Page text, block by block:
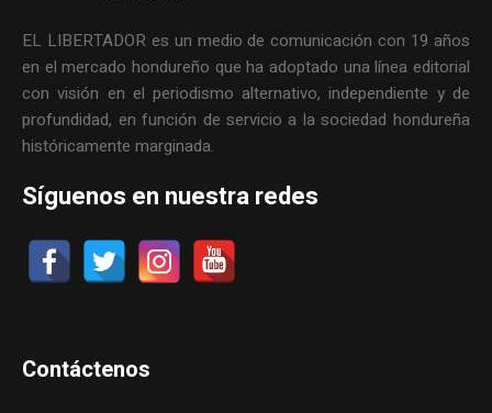
EL LIBERTADOR es un medio de comunicación con 19 años
en el mercado hondureño que ha adoptado una línea editorial
con visión en el periodismo alternativo, independiente y de
profundidad, en función de servicio a la sociedad hondureña
históricamente marginada.
Síguenos en nuestra redes
Contáctenos